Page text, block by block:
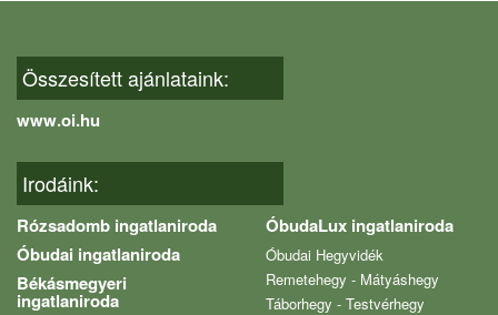
Összesített ajánlataink:
www.oi.hu
Irodáink:
Rózsadomb ingatlaniroda
Óbudai ingatlaniroda
Békásmegyeri
ingatlaniroda
ÓbudaLux ingatlaniroda
Óbudai Hegyvidék
Remetehegy - Mátyáshegy
Táborhegy - Testvérhegy